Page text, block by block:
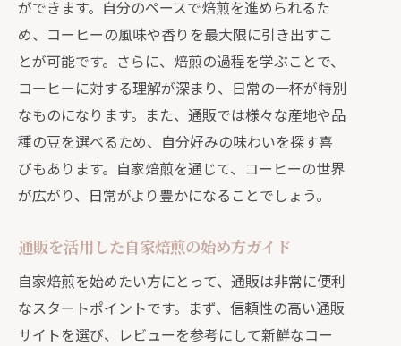
自家焙煎を通販で深めるためのヒント
通販を介した自家焙煎の奥深い世界
通販で知る自家焙煎コーヒーの多様な
風味
自家焙煎の奥深さを引き出す通販の選
び方
通販で広がる自家焙煎のコーヒー文化
ができます。自分のペースで焙煎を進められるた
め、コーヒーの風味や香りを最大限に引き出すこ
とが可能です。さらに、焙煎の過程を学ぶことで、
コーヒーに対する理解が深まり、日常の一杯が特別
なものになります。また、通販では様々な産地や品
種の豆を選べるため、自分好みの味わいを探す喜
びもあります。自家焙煎を通じて、コーヒーの世界
が広がり、日常がより豊かになることでしょう。
通販を活用した自家焙煎の始め方ガイド
自家焙煎を始めたい方にとって、通販は非常に便利
なスタートポイントです。まず、信頼性の高い通販
サイトを選び、レビューを参考にして新鮮なコー